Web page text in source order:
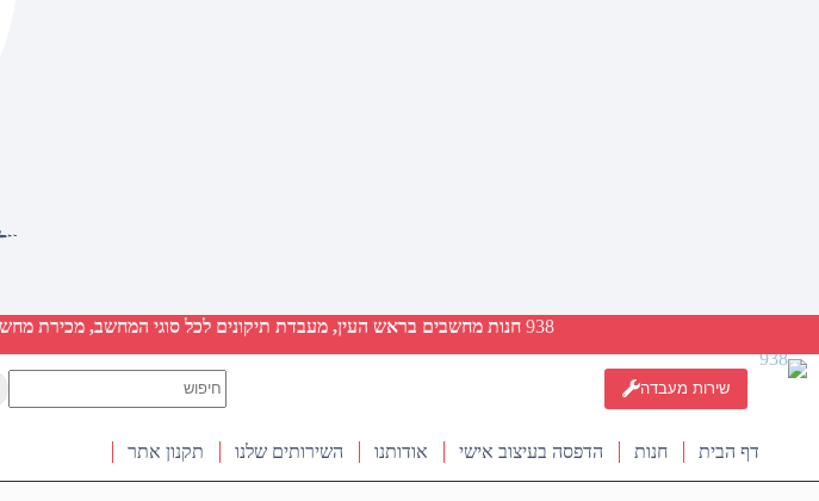
עלות
938 חנות מחשבים בראש העין, מעבדת תיקונים לכל סוגי המחשב, מכירת
שירות מעבדה
results
דף הבית
חנות הדפסה בעיצוב אישי אודותנו השירותים שלנו תקנון אתר